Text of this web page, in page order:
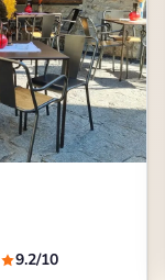
9.2/10